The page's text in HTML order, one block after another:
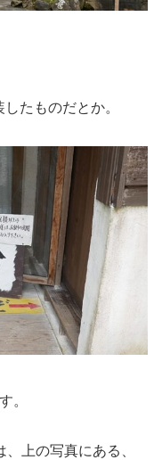
たものだとか。
。
上の写真にある、